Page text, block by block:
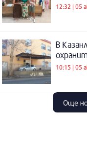
12:32 | 05
В
10:15 | 05
Още